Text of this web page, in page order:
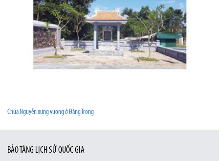
Chúa Nguyễn xưng vương ở Đàng Trong
BẢO TÀNG LỊCH SỬ QUỐC GIA